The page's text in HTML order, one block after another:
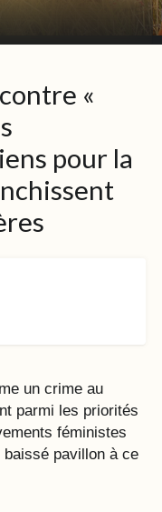
«
pour la
un crime au
parmi les priorités
féministes
pavillon à ce